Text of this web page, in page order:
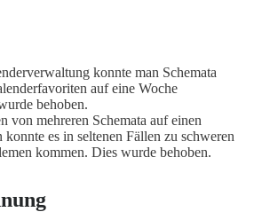
konnte man Schemata
auf eine Woche
behoben.
von mehreren Schemata auf einen
es in seltenen Fällen zu schweren
kommen. Dies wurde behoben.